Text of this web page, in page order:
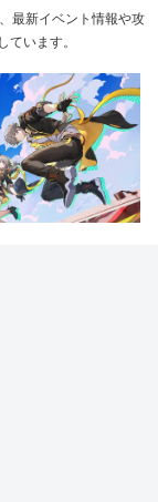
最新イベント情報や攻
ています。